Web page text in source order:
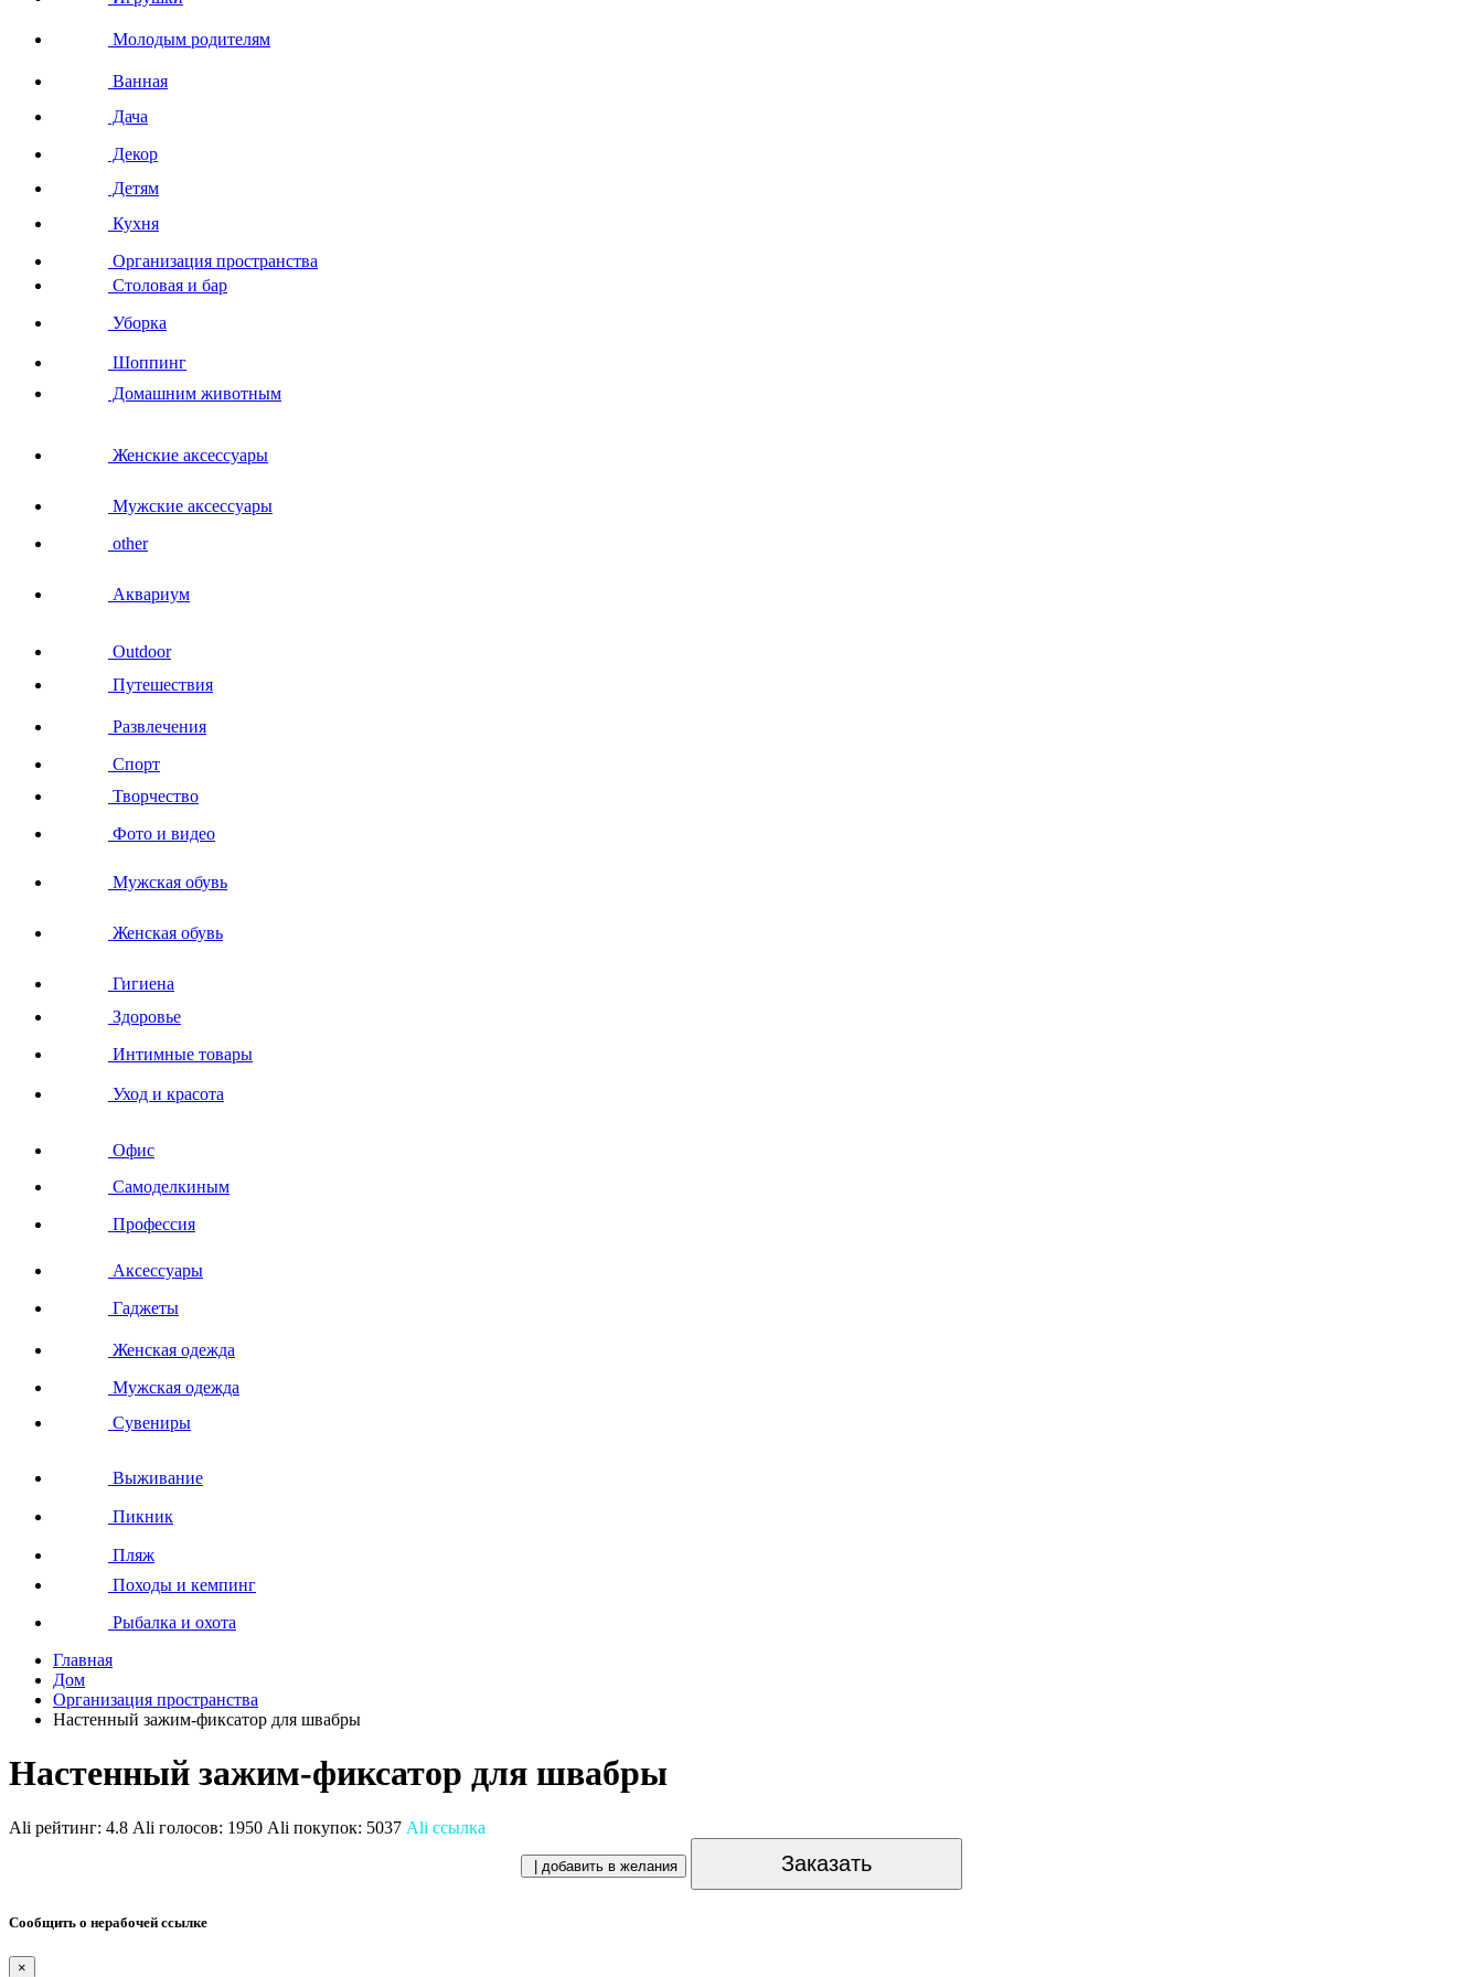
Молодым родителям
Ванная
Дача
Декор
Детям
Кухня
Организация пространства
Столовая и бар
Уборка
Шоппинг
Домашним животным
Женские аксессуары
Мужские аксессуары
other
Аквариум
Outdoor
Путешествия
Развлечения
Спорт
Творчество
Фото и видео
Мужская обувь
Женская обувь
Гигиена
Здоровье
Интимные товары
Уход и красота
Офис
Самоделкиным
Профессия
Аксессуары
Гаджеты
Женская одежда
Мужская одежда
Сувениры
Выживание
Пикник
Пляж
Походы и кемпинг
Рыбалка и охота
Главная
Дом
Организация пространства
Настенный зажим-фиксатор для швабры
Настенный зажим-фиксатор для швабры
Ali рейтинг: 4.8 Ali голосов: 1950 Ali покупок: 5037 Ali ссылка
| добавить в желания Заказать
Сообщить о нерабочей ссылке
×